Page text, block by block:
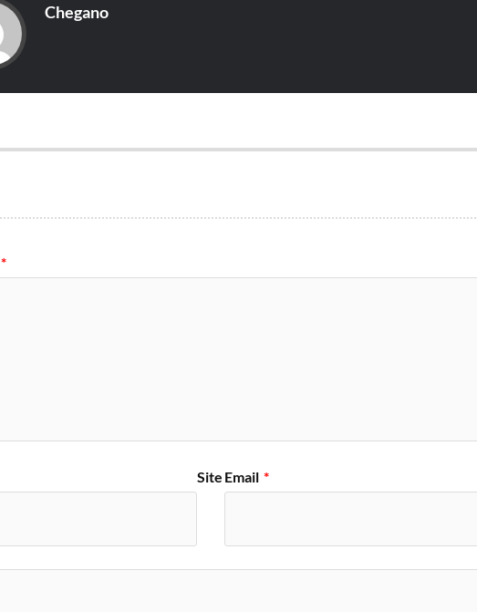
Chegano
*
Email *
Site